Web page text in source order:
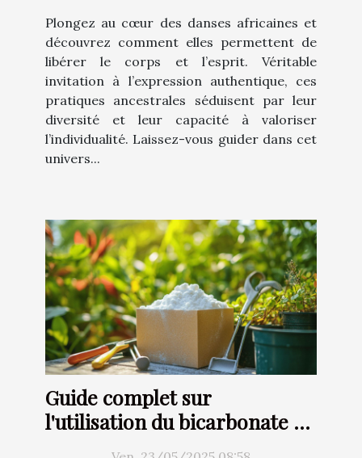
Plongez au cœur des danses africaines et
découvrez comment elles permettent de
libérer le corps et l’esprit. Véritable
invitation à l’expression authentique, ces
pratiques ancestrales séduisent par leur
diversité et leur capacité à valoriser
l’individualité. Laissez-vous guider dans cet
univers...
Guide complet sur
l'utilisation du bicarbonate de
soude au jardin